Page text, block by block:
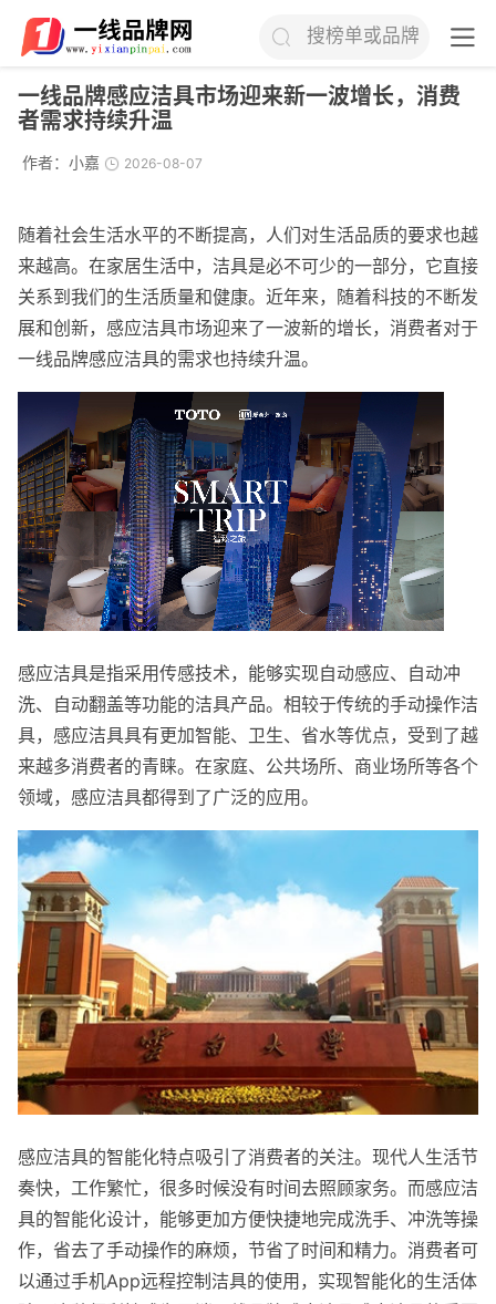
搜榜单或品牌
一线品牌感应洁具市场迎来新一波增长，消费
者需求持续升温
作者： 小嘉 2026-08-07
随着社会生活水平的不断提高，人们对生活品质的要求也越
来越高。在家居生活中，洁具是必不可少的一部分，它直接
关系到我们的生活质量和健康。近年来，随着科技的不断发
展和创新，感应洁具市场迎来了一波新的增长，消费者对于
一线品牌感应洁具的需求也持续升温。
感应洁具是指采用传感技术，能够实现自动感应、自动冲
洗、自动翻盖等功能的洁具产品。相较于传统的手动操作洁
具，感应洁具具有更加智能、卫生、省水等优点，受到了越
来越多消费者的青睐。在家庭、公共场所、商业场所等各个
领域，感应洁具都得到了广泛的应用。
感应洁具的智能化特点吸引了消费者的关注。现代人生活节
奏快，工作繁忙，很多时候没有时间去照顾家务。而感应洁
具的智能化设计，能够更加方便快捷地完成洗手、冲洗等操
作，省去了手动操作的麻烦，节省了时间和精力。消费者可
以通过手机App远程控制洁具的使用，实现智能化的生活体